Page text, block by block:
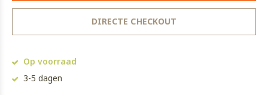
DIRECTE CHECKOUT
Op voorraad
3-5 dagen